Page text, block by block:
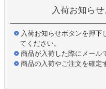
入荷お知ら
入荷お知らせボタンを押下
てください。
商品が入荷した際にメール
商品の入荷やご注文を確定